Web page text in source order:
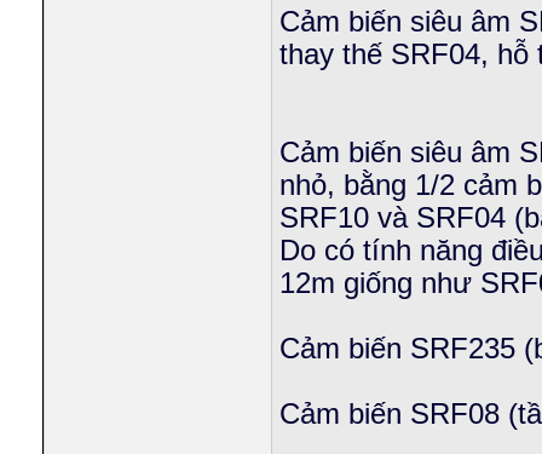
Cảm biến siêu âm
thay thế SRF04,
Cảm biến siêu âm
nhỏ, bằng 1/2 cảm
SRF10 và SRF04
Do có tính năng
12m giống như
Cảm biến SRF235
Cảm biến SRF08